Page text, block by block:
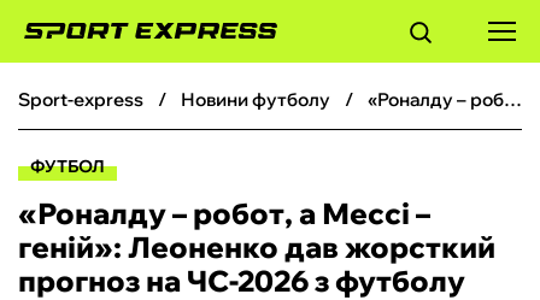
ФУТБОЛ
БОКС
sport-express новини футболу «Роналду – робот, а Мессі – геній»: Леоненко дав жорсткий прогноз на ЧС-2026 з футболу
ФУТБОЛ
«Роналду – робот, а Мессі –
геній»: Леоненко дав жорсткий
прогноз на ЧС-2026 з футболу